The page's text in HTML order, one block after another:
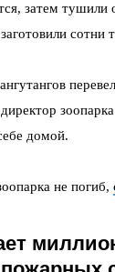
затем тушили
сотни
домой.
не погиб,